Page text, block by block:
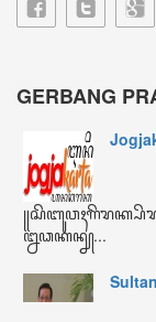
ꦏꦼꦩꦫꦶꦤ꧀
ꦩꦶꦁꦒꦸꦆꦤꦶ
ꦧꦸꦭꦤ꧀ꦆꦤꦶ
ꦏꦼꦱꦼꦭꦸꦫꦸꦲꦤ꧀